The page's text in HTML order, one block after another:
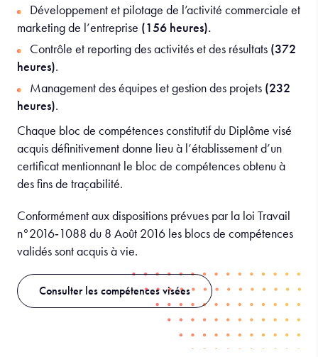
Développement et pilotage de l’activité commerciale et
marketing de l’entreprise (156 heures).
Contrôle et reporting des activités et des résultats (372
heures).
Management des équipes et gestion des projets (232
heures).
Chaque bloc de compétences constitutif du Diplôme visé
acquis définitivement donne lieu à l’établissement d’un
certificat mentionnant le bloc de compétences obtenu à
des fins de traçabilité.
Conformément aux dispositions prévues par la loi Travail
n°2016‐1088 du 8 Août 2016 les blocs de compétences
validés sont acquis à vie.
Consulter les compétences visées